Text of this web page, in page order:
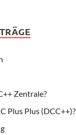
Zentrale?
Plus Plus (DCC++)?